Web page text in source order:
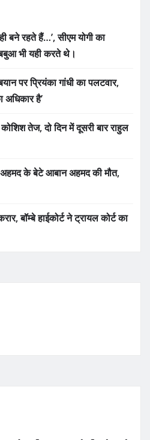
बने रहते हैं…’, सीएम योगी का
भी यही करते थे।
पर प्रियंका गांधी का पलटवार,
अधिकार है’
तेज, दो दिन में दूसरी बार राहुल
के बेटे आबान अहमद की मौत,
बॉम्बे हाईकोर्ट ने ट्रायल कोर्ट का